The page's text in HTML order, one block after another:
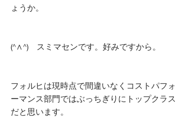
ょうか。
(^∧^)　スミマセンです。好みですから。
フォルヒは現時点で間違いなくコストパフォ
ーマンス部門ではぶっちぎりにトップクラス
だと思います。